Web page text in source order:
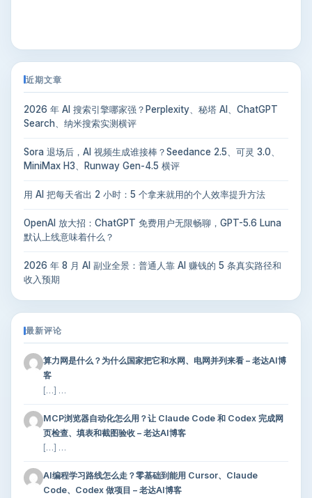
近期文章
2026 年 AI 搜索引擎哪家强？Perplexity、秘塔 AI、ChatGPT
Search、纳米搜索实测横评
Sora 退场后，AI 视频生成谁接棒？Seedance 2.5、可灵 3.0、
MiniMax H3、Runway Gen-4.5 横评
用 AI 把每天省出 2 小时：5 个拿来就用的个人效率提升方法
OpenAI 放大招：ChatGPT 免费用户无限畅聊，GPT-5.6 Luna
默认上线意味着什么？
2026 年 8 月 AI 副业全景：普通人靠 AI 赚钱的 5 条真实路径和
收入预期
最新评论
算力网是什么？为什么国家把它和水网、电网并列来看 – 老达AI博
客
[…] …
MCP浏览器自动化怎么用？让 Claude Code 和 Codex 完成网
页检查、填表和截图验收 – 老达AI博客
[…] …
AI编程学习路线怎么走？零基础到能用 Cursor、Claude
Code、Codex 做项目 – 老达AI博客